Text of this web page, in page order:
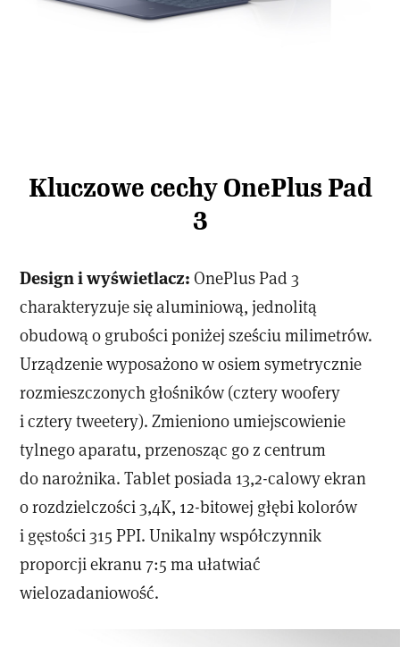
Kluczowe cechy OnePlus Pad
3
Design i wyświetlacz: OnePlus Pad 3
charakteryzuje się aluminiową, jednolitą
obudową o grubości poniżej sześciu milimetrów.
Urządzenie wyposażono w osiem symetrycznie
rozmieszczonych głośników (cztery woofery
i cztery tweetery). Zmieniono umiejscowienie
tylnego aparatu, przenosząc go z centrum
do narożnika. Tablet posiada 13,2-calowy ekran
o rozdzielczości 3,4K, 12-bitowej głębi kolorów
i gęstości 315 PPI. Unikalny współczynnik
proporcji ekranu 7:5 ma ułatwiać
wielozadaniowość.